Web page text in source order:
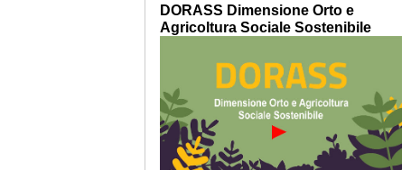
DORASS Dimensione Orto e
Agricoltura Sociale Sostenibile